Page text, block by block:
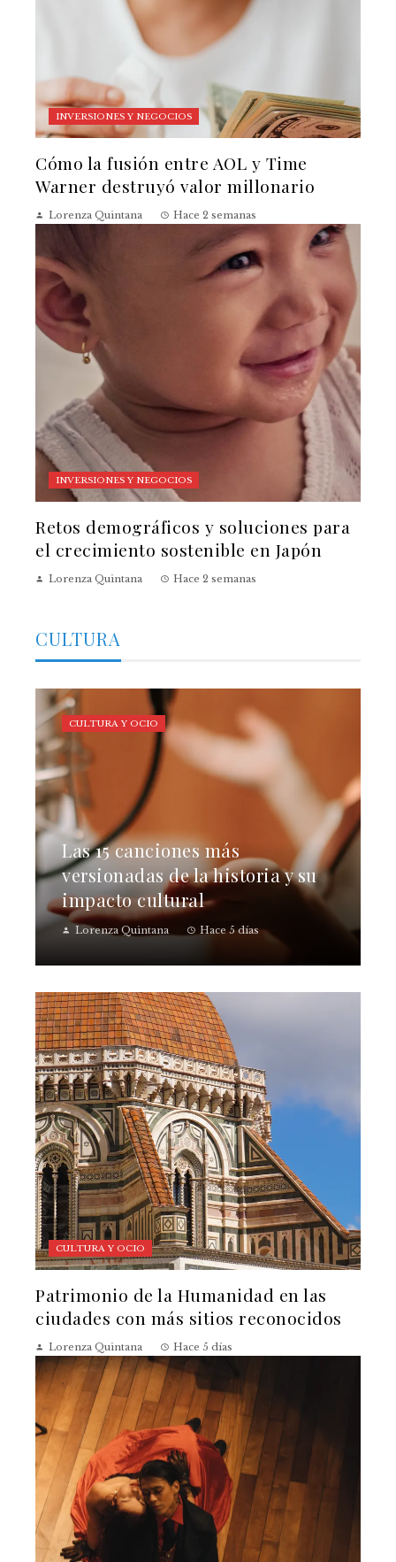
INVERSIONES Y NEGOCIOS
Cómo la fusión entre AOL y Time
Warner destruyó valor millonario
Lorenza Quintana Hace 2 semanas
INVERSIONES Y NEGOCIOS
Retos demográficos y soluciones para
el crecimiento sostenible en Japón
Lorenza Quintana Hace 2 semanas
CULTURA
Las 15 canciones más
versionadas de la historia y su
impacto cultural
Lorenza Quintana Hace 5 días
CULTURA Y OCIO
CULTURA Y OCIO
Patrimonio de la Humanidad en las
ciudades con más sitios reconocidos
Lorenza Quintana Hace 5 días